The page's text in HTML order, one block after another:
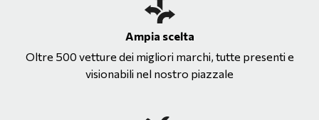
Ampia scelta
Oltre 500 vetture dei migliori marchi, tutte presenti e
visionabili nel nostro piazzale